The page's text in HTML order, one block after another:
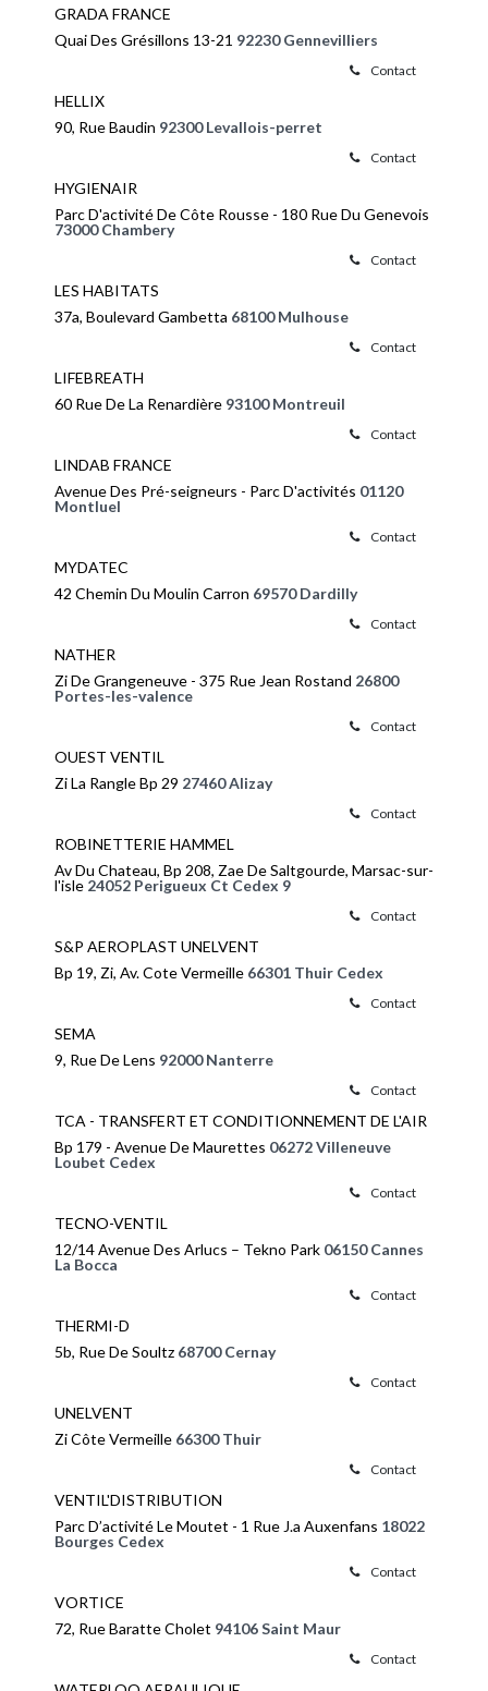
GRADA FRANCE
Quai Des Grésillons 13-21 92230 Gennevilliers
Contact
HELLIX
90, Rue Baudin 92300 Levallois-perret
Contact
HYGIENAIR
Parc D'activité De Côte Rousse - 180 Rue Du Genevois
73000 Chambery
Contact
LES HABITATS
37a, Boulevard Gambetta 68100 Mulhouse
Contact
LIFEBREATH
60 Rue De La Renardière 93100 Montreuil
Contact
LINDAB FRANCE
Avenue Des Pré-seigneurs - Parc D'activités 01120
Montluel
Contact
MYDATEC
42 Chemin Du Moulin Carron 69570 Dardilly
Contact
NATHER
Zi De Grangeneuve - 375 Rue Jean Rostand 26800
Portes-les-valence
Contact
OUEST VENTIL
Zi La Rangle Bp 29 27460 Alizay
Contact
ROBINETTERIE HAMMEL
Av Du Chateau, Bp 208, Zae De Saltgourde, Marsac-sur-
l'isle 24052 Perigueux Ct Cedex 9
Contact
S&P AEROPLAST UNELVENT
Bp 19, Zi, Av. Cote Vermeille 66301 Thuir Cedex
Contact
SEMA
9, Rue De Lens 92000 Nanterre
Contact
TCA - TRANSFERT ET CONDITIONNEMENT DE L'AIR
Bp 179 - Avenue De Maurettes 06272 Villeneuve
Loubet Cedex
Contact
TECNO-VENTIL
12/14 Avenue Des Arlucs – Tekno Park 06150 Cannes
La Bocca
Contact
THERMI-D
5b, Rue De Soultz 68700 Cernay
Contact
UNELVENT
Zi Côte Vermeille 66300 Thuir
Contact
VENTIL'DISTRIBUTION
Parc D’activité Le Moutet - 1 Rue J.a Auxenfans 18022
Bourges Cedex
Contact
VORTICE
72, Rue Baratte Cholet 94106 Saint Maur
Contact